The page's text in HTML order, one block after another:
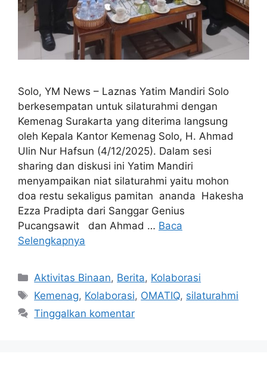
Solo, YM News – Laznas Yatim Mandiri Solo
berkesempatan untuk silaturahmi dengan
Kemenag Surakarta yang diterima langsung
oleh Kepala Kantor Kemenag Solo, H. Ahmad
Ulin Nur Hafsun (4/12/2025). Dalam sesi
sharing dan diskusi ini Yatim Mandiri
menyampaikan niat silaturahmi yaitu mohon
doa restu sekaligus pamitan ananda Hakesha
Ezza Pradipta dari Sanggar Genius
Pucangsawit dan Ahmad … Baca
Selengkapnya
Aktivitas Binaan, Berita, Kolaborasi
Kemenag, Kolaborasi, OMATIQ, silaturahmi
Tinggalkan komentar